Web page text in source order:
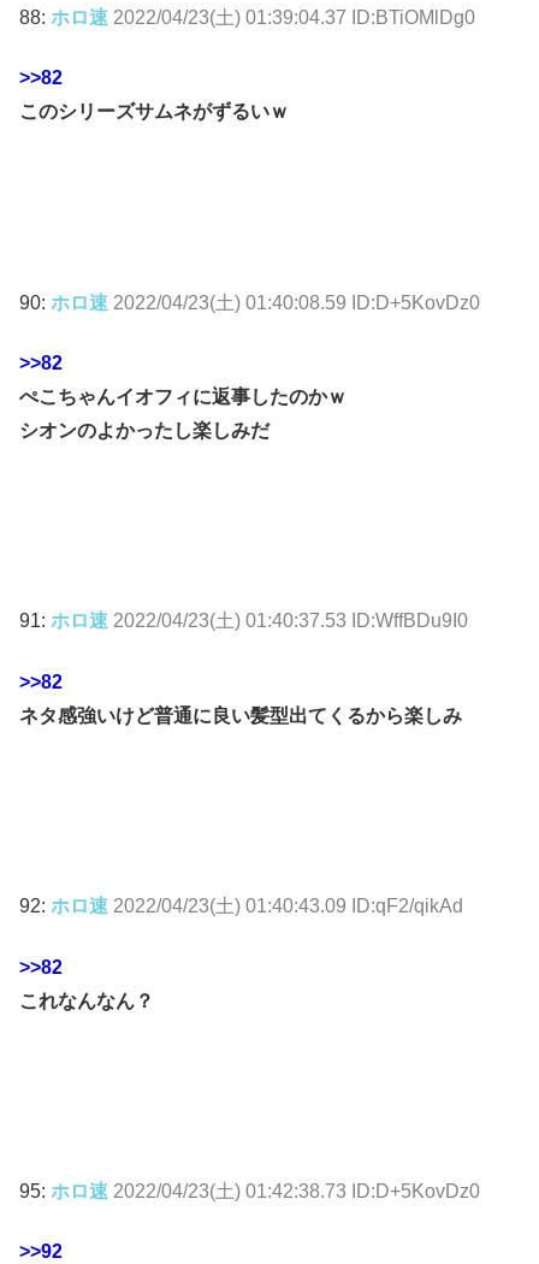
88: ホロ速 2022/04/23(土) 01:39:04.37 ID:BTiOMlDg0
>>82
このシリーズサムネがずるいｗ
90: ホロ速 2022/04/23(土) 01:40:08.59 ID:D+5KovDz0
>>82
ぺこちゃんイオフィに返事したのかｗ
シオンのよかったし楽しみだ
91: ホロ速 2022/04/23(土) 01:40:37.53 ID:WffBDu9I0
>>82
ネタ感強いけど普通に良い髪型出てくるから楽しみ
92: ホロ速 2022/04/23(土) 01:40:43.09 ID:qF2/qikAd
>>82
これなんなん？
95: ホロ速 2022/04/23(土) 01:42:38.73 ID:D+5KovDz0
>>92